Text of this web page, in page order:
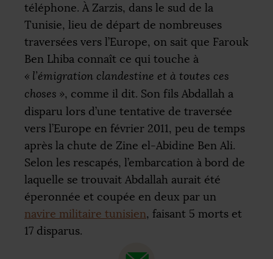
téléphone. À Zarzis, dans le sud de la
Tunisie, lieu de départ de nombreuses
traversées vers l’Europe, on sait que Farouk
Ben Lhiba connaît ce qui touche à
« l’émigration clandestine et à toutes ces
choses », comme il dit. Son fils Abdallah a
disparu lors d’une tentative de traversée
vers l’Europe en février 2011, peu de temps
après la chute de Zine el-Abidine Ben Ali.
Selon les rescapés, l’embarcation à bord de
laquelle se trouvait Abdallah aurait été
éperonnée et coupée en deux par un
navire militaire tunisien, faisant 5 morts et
17 disparus.